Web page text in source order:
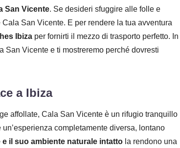
San Vicente. Se desideri sfuggire alle folle e
San Vicente. E per rendere la tua avventura
Ibiza per fornirti il mezzo di trasporto perfetto. In
San Vicente e ti mostreremo perché dovresti
a Ibiza
affollate, Cala San Vicente è un rifugio tranquillo
completamente diversa, lontano
il suo ambiente naturale intatto la rendono una